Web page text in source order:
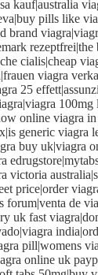
kauf|australia
pills like
brand
rezeptfrei|the
cialis|cheap
viagra
25
100mg
online viagra
generic viagra
buy uk|viagra
victoria
price|order
forum|venta de
uk fast
pill|womens
online uk